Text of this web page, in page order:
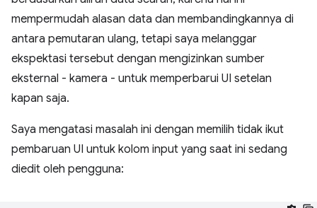
mempermudah alasan data dan membandingkannya di
antara pemutaran ulang, tetapi saya melanggar
ekspektasi tersebut dengan mengizinkan sumber
eksternal - kamera - untuk memperbarui UI setelan
kapan saja.
Saya mengatasi masalah ini dengan memilih tidak ikut
pembaruan UI untuk kolom input yang saat ini sedang
diedit oleh pengguna: